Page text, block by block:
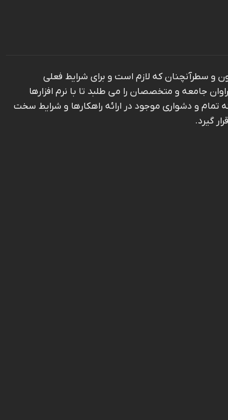
و سطرآنچنان که لازم است و برای شرایط فعلی
جامعه و متخصصان را می طلبد تا با نرم افزارها
و دشواری موجود در ارائه راهکارها و شرایط سخت
گیرد.